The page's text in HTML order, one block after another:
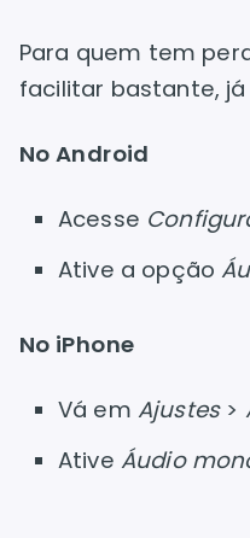
Para quem tem
facilitar bastante,
No Android
Acesse
Ative a opção
No iPhone
Vá em Ajustes>
Ative Áudio